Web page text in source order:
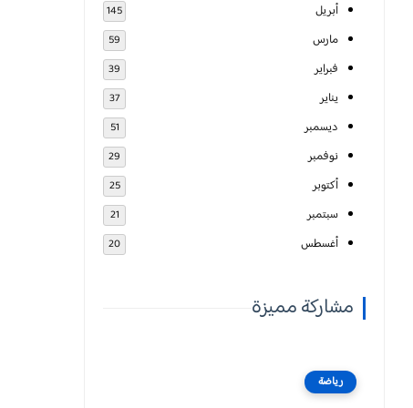
أبريل 145
مارس 59
فبراير 39
يناير 37
ديسمبر 51
نوفمبر 29
أكتوبر 25
سبتمبر 21
أغسطس 20
مشاركة مميزة
رياضة